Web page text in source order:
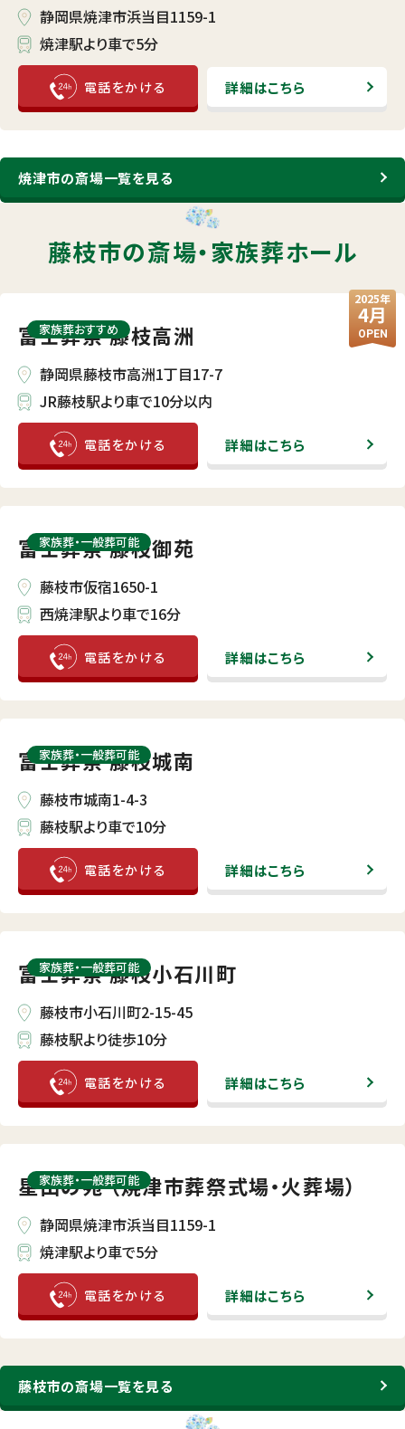
静岡県焼津市浜当目1159-1
焼津駅より車で5分
詳細はこちら
焼津市の斎場一覧を見る
藤枝市の斎場・家族葬ホール
富士葬祭 藤枝高洲
2025年
4月
OPEN
家族葬おすすめ
静岡県藤枝市高洲1丁目17-7
JR藤枝駅より車で10分以内
詳細はこちら
富士葬祭 藤枝御苑
家族葬・⼀般葬可能
藤枝市仮宿1650-1
西焼津駅より車で16分
詳細はこちら
富士葬祭 藤枝城南
家族葬・⼀般葬可能
藤枝市城南1-4-3
藤枝駅より車で10分
詳細はこちら
富士葬祭 藤枝小石川町
家族葬・⼀般葬可能
藤枝市小石川町2-15-45
藤枝駅より徒歩10分
詳細はこちら
星山の苑 （焼津市葬祭式場・火葬場）
家族葬・⼀般葬可能
静岡県焼津市浜当目1159-1
焼津駅より車で5分
詳細はこちら
藤枝市の斎場一覧を見る